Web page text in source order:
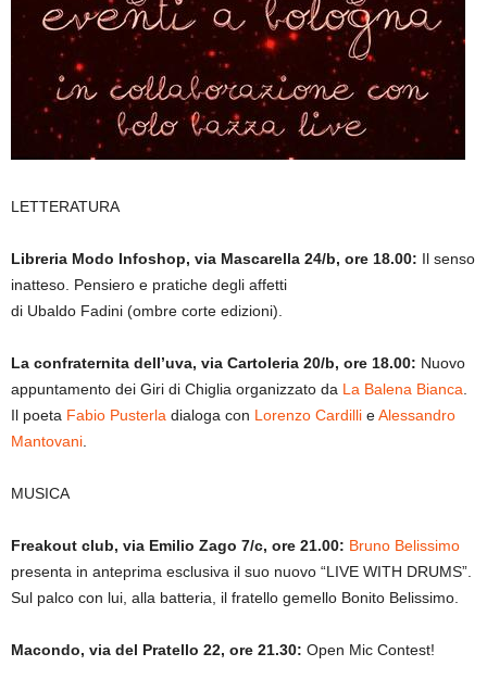
LETTERATURA
Libreria Modo Infoshop, via Mascarella 24/b, ore 18.00: Il senso
inatteso. Pensiero e pratiche degli affetti
di Ubaldo Fadini (ombre corte edizioni).
La confraternita dell’uva, via Cartoleria 20/b, ore 18.00: Nuovo
appuntamento dei Giri di Chiglia organizzato da La Balena Bianca
Il poeta Fabio Pusterla dialoga con Lorenzo Cardilli eAlessandro
Mantovani
MUSICA
Freakout club, via Emilio Zago 7/c, ore 21.00: Bruno Belissimo
presenta in anteprima esclusiva il suo nuovo “LIVE WITH DRUMS”.
Sul palco con lui, alla batteria, il fratello gemello Bonito Belissimo.
Macondo, via del Pratello 22, ore 21.30: Open Mic Contest!